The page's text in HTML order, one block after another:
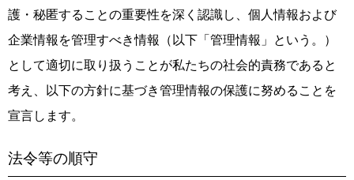
護・秘匿することの重要性を深く認識し、個人情報および
企業情報を管理すべき情報（以下「管理情報」という。）
として適切に取り扱うことが私たちの社会的責務であると
考え、以下の方針に基づき管理情報の保護に努めることを
宣言します。
法令等の順守